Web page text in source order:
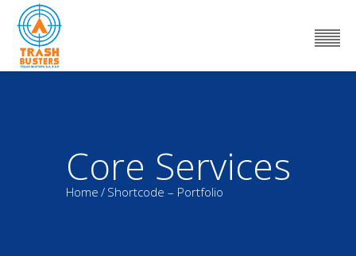
Core Services
Home / Shortcode – Portfolio